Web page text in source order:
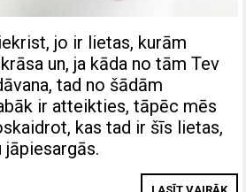
jo ir lietas, kurām
un, ja kāda no tām Tev
tad no šādām
ir atteikties, tāpēc mēs
kas tad ir šīs lietas,
jāpiesargās.